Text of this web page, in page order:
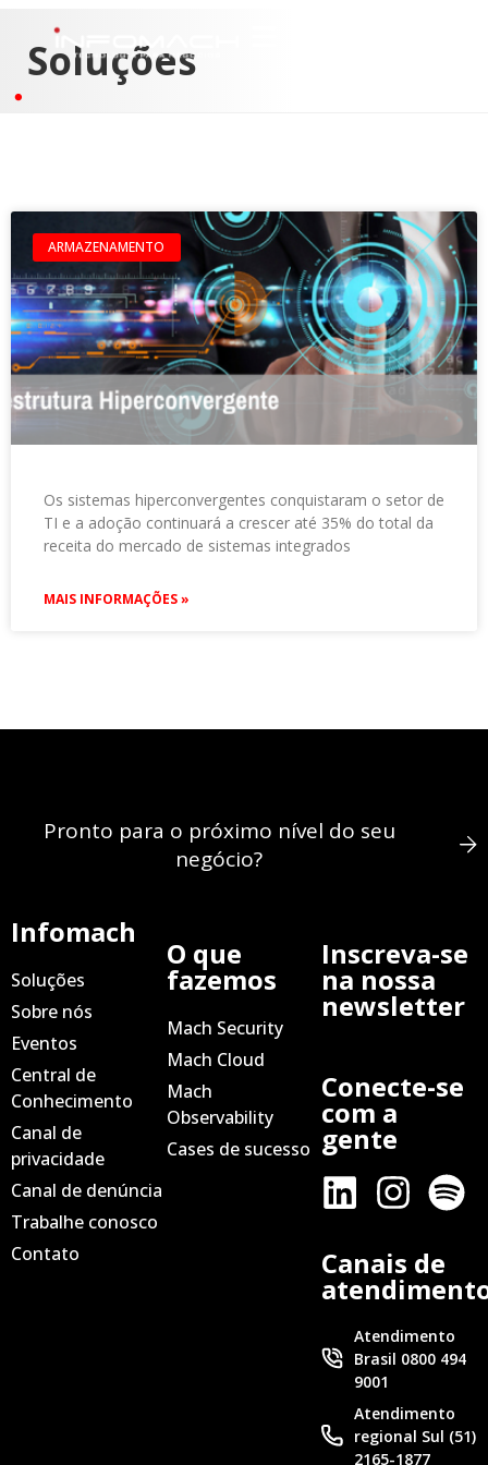
Soluções
ARMAZENAMENTO
Os sistemas hiperconvergentes conquistaram o setor de
TI e a adoção continuará a crescer até 35% do total da
receita do mercado de sistemas integrados
MAIS INFORMAÇÕES »
Pronto para o próximo nível do seu
negócio?
Infomach
Soluções
Sobre nós
Eventos
Central de
Conhecimento
Canal de
privacidade
Canal de denúncia
Trabalhe conosco
Contato
O que
fazemos
Mach Security
Mach Cloud
Mach
Observability
Cases de sucesso
Inscreva-se
na nossa
newsletter
Conecte-se
com a
gente
Canais de
Atendimento
Brasil 0800 494
9001
Atendimento
regional Sul (51)
2165-1877